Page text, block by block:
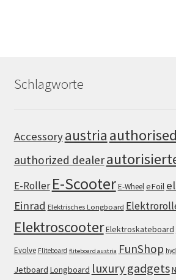
Schlagworte
Accessoryaustria
authorized dealer
E-Roller E-ScooterE-WheeleFoil
Einrad Elektrisches Longboard
ElektroscooterElektroskateboard
Evolve Fliteboard fliteboard austria FunShop
Jetboard Longboard luxury gadgets